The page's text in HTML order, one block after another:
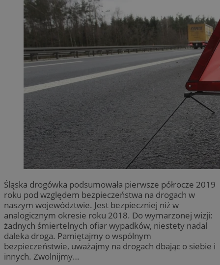
Śląska drogówka podsumowała pierwsze półrocze 2019
roku pod względem bezpieczeństwa na drogach w
naszym województwie. Jest bezpieczniej niż w
analogicznym okresie roku 2018. Do wymarzonej wizji:
żadnych śmiertelnych ofiar wypadków, niestety nadal
daleka droga. Pamiętajmy o wspólnym
bezpieczeństwie, uważajmy na drogach dbając o siebie i
innych. Zwolnijmy…